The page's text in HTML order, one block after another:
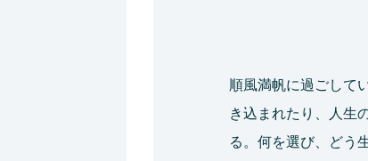
順風満帆に過ごして
き込まれたり、人生
る。何を選び、どう